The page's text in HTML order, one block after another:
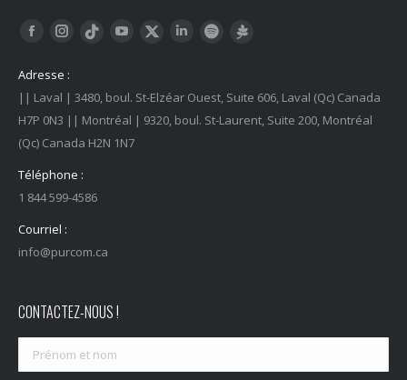
Trouvez nous sur :
FacebookInstagram
Tiktok YouTubeTwitter LinkedInSpotify
Adresse :
|| Laval | 3480, boul. St-Elzéar Ouest, Suite 606, Laval (Qc) Canada
H7P 0N3 || Montréal | 9320, boul. St-Laurent, Suite 200, Montréal
(Qc) Canada H2N 1N7
Téléphone :
1 844 599-4586
Courriel :
info@purcom.ca
CONTACTEZ-NOUS !